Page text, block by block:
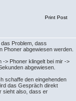
Print Post
Problem, dass
Phoner abgewiesen werden.
-> Phoner klingelt bei mir ->
abgewiesen.
schaffe den eingehenden
das Gespräch direkt
sieht also, dass er